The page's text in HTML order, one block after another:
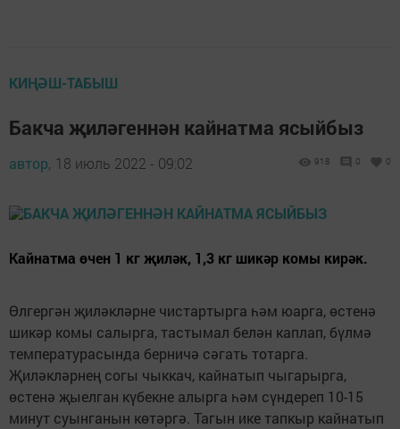
КИҢӘШ-ТАБЫШ
Бакча җиләгеннән кайнатма ясыйбыз
автор, 18 июль 2022 - 09:02 918 0 0
Кайнатма өчен 1 кг җиләк, 1,3 кг шикәр комы кирәк.
Өлгергән җиләкләрне чистартырга һәм юарга, өстенә
шикәр комы салырга, тастымал белән каплап, бүлмә
температурасында берничә сәгать тотарга.
Җиләкләрнең согы чыккач, кайнатып чыгарырга,
өстенә җыелган күбекне алырга һәм сүндереп 10-15
минут суынганын көтәргә. Тагын ике тапкыр кайнатып